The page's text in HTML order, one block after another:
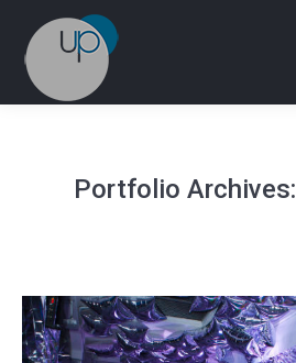
Portfolio Archives: